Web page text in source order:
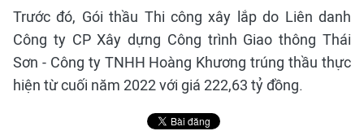
Trước đó, Gói thầu Thi công xây lắp do Liên danh
Công ty CP Xây dựng Công trình Giao thông Thái
Sơn - Công ty TNHH Hoàng Khương trúng thầu thực
hiện từ cuối năm 2022 với giá 222,63 tỷ đồng.